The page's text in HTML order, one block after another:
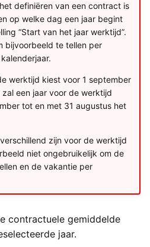
definiëren van een contract is
op welke dag een jaar begint
“Start van het jaar werktijd”.
bijvoorbeeld te tellen per
werktijd kiest voor 1 september
een jaar voor de werktijd
tot en met 31 augustus het
zijn voor de werktijd
niet ongebruikelijk om de
en de vakantie per
contractuele gemiddelde
jaar.